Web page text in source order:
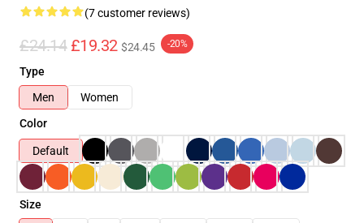
(7 customer reviews)
£24.14 £19.32 $24.45 -20%
Type
Men
Women
Color
Default
Size